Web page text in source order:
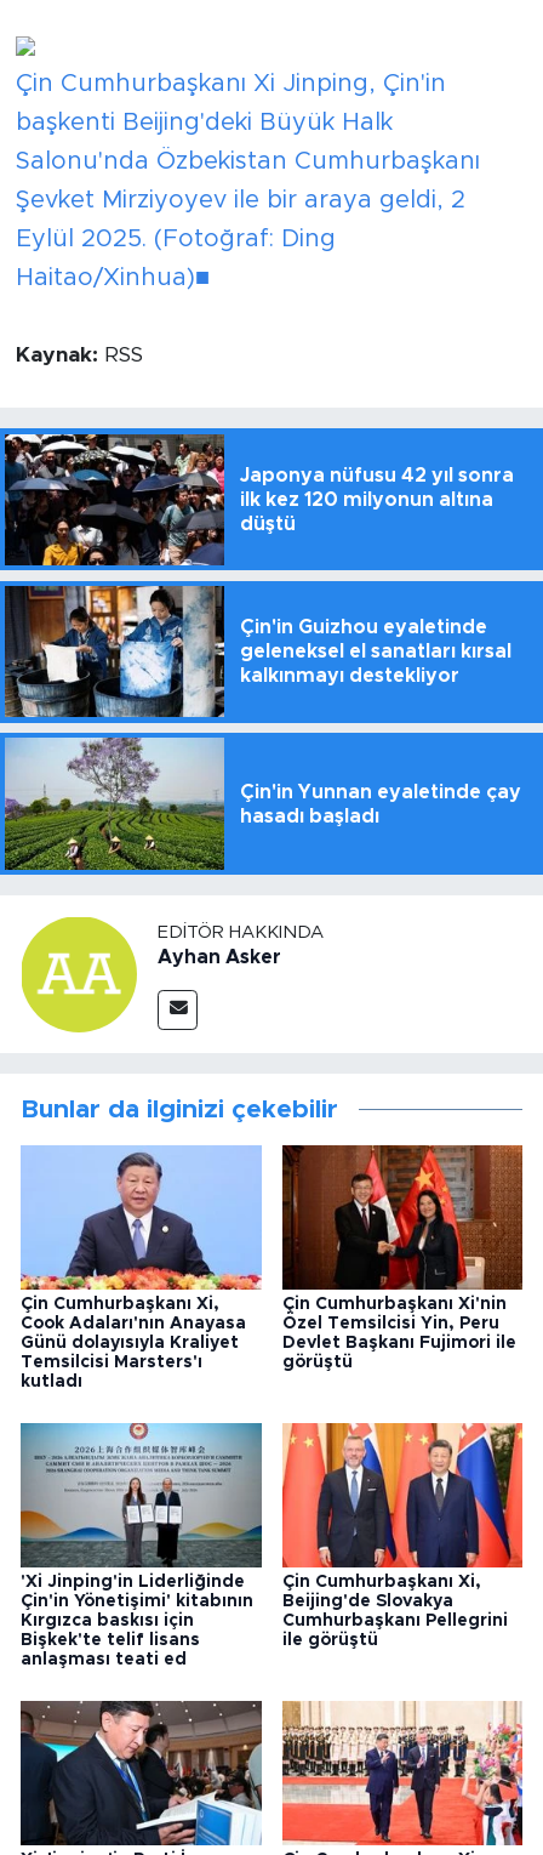
Çin Cumhurbaşkanı Xi Jinping, Çin'in
başkenti Beijing'deki Büyük Halk
Salonu'nda Özbekistan Cumhurbaşkanı
Şevket Mirziyoyev ile bir araya geldi, 2
Eylül 2025. (Fotoğraf: Ding
Haitao/Xinhua)■
Kaynak: RSS
Japonya nüfusu 42 yıl sonra
ilk kez 120 milyonun altına
düştü
Çin'in Guizhou eyaletinde
geleneksel el sanatları kırsal
kalkınmayı destekliyor
Çin'in Yunnan eyaletinde çay
hasadı başladı
EDITÖR HAKKINDA
Ayhan Asker
Bunlar da ilginizi çekebilir
Çin Cumhurbaşkanı Xi,
Cook Adaları'nın Anayasa
Günü dolayısıyla Kraliyet
Temsilcisi Marsters'ı
kutladı
Çin Cumhurbaşkanı Xi'nin
Özel Temsilcisi Yin, Peru
Devlet Başkanı Fujimori ile
görüştü
'Xi Jinping'in Liderliğinde
Çin'in Yönetişimi' kitabının
Kırgızca baskısı için
Bişkek'te telif lisans
anlaşması teati ed
Çin Cumhurbaşkanı Xi,
Beijing'de Slovakya
Cumhurbaşkanı Pellegrini
ile görüştü